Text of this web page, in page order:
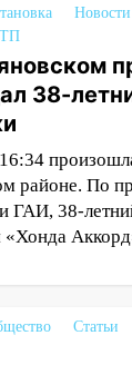
Новости
38-
районе. По
ГАИ, 38-
«Хонда
Статьи